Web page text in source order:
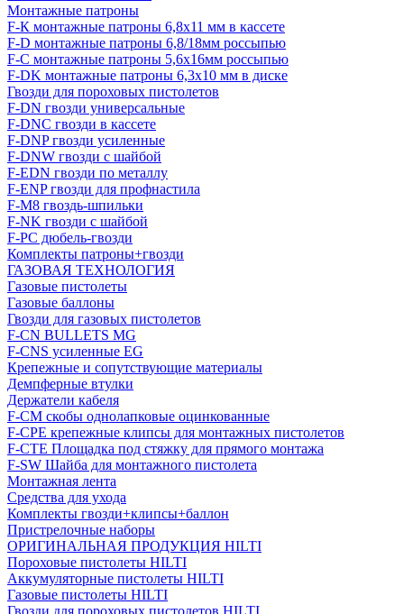
Монтажные патроны
F-К монтажные патроны 6,8х11 мм в кассете
F-D монтажные патроны 6,8/18мм россыпью
F-C монтажные патроны 5,6х16мм россыпью
F-DK монтажные патроны 6,3х10 мм в диске
Гвозди для пороховых пистолетов
F-DN гвозди универсальные
F-DNC гвозди в кассете
F-DNP гвозди усиленные
F-DNW гвозди с шайбой
F-EDN гвозди по металлу
F-ENP гвозди для профнастила
F-M8 гвоздь-шпильки
F-NK гвозди с шайбой
F-PC дюбель-гвозди
Комплекты патроны+гвозди
ГАЗОВАЯ ТЕХНОЛОГИЯ
Газовые пистолеты
Газовые баллоны
Гвозди для газовых пистолетов
F-CN BULLETS MG
F-CNS усиленные EG
Крепежные и сопутствующие материалы
Демпферные втулки
Держатели кабеля
F-CM скобы однолапковые оцинкованные
F-CPE крепежные клипсы для монтажных пистолетов
F-CTE Площадка под стяжку для прямого монтажа
F-SW Шайба для монтажного пистолета
Монтажная лента
Средства для ухода
Комплекты гвозди+клипсы+баллон
Пристрелочные наборы
ОРИГИНАЛЬНАЯ ПРОДУКЦИЯ HILTI
Пороховые пистолеты HILTI
Аккумуляторные пистолеты HILTI
Газовые пистолеты HILTI
Гвозди для пороховых пистолетов HILTI